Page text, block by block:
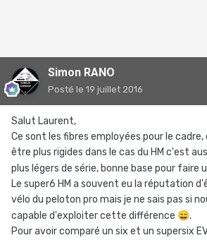
Simon RANO
Posté le 19 juillet 2016
Salut Laurent,
Ce sont les fibres employées pour le cadre,
être plus rigides dans le cas du HM c'est
plus légers de série, bonne base pour faire
Le super6 HM a souvent eu la réputation
vélo du peloton pro mais je ne sais pas si
capable d'exploiter cette différence 😄.
Pour avoir comparé un six et un supersix